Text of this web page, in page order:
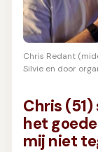
Contact
GIFT
Chris Redant
Silvie en door
Chris
het
mij niet